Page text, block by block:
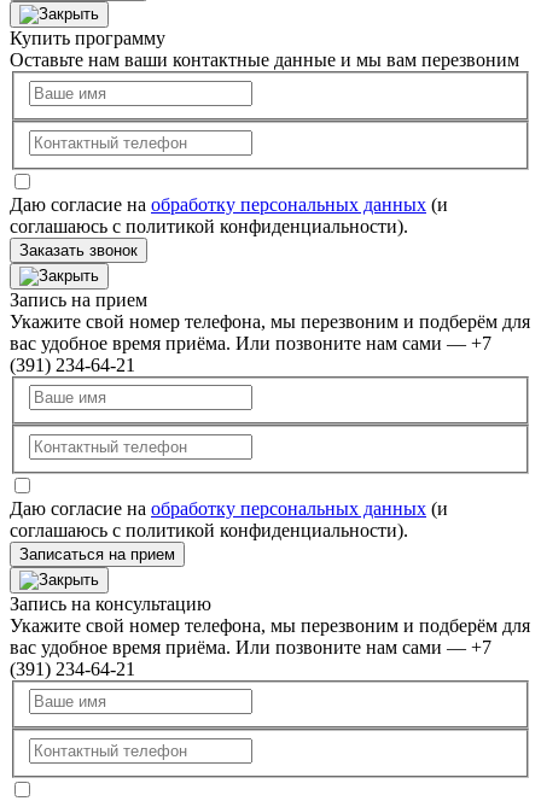
Купить программу
Оставьте нам ваши контактные данные и мы вам перезвоним
Даю согласие на обработку персональных данных (и
соглашаюсь с политикой конфиденциальности).
Заказать звонок
Запись на прием
Укажите свой номер телефона, мы перезвоним и подберём для
вас удобное время приёма. Или позвоните нам сами — +7
(391) 234-64-21
Даю согласие на обработку персональных данных (и
соглашаюсь с политикой конфиденциальности).
Записаться на прием
Запись на консультацию
Укажите свой номер телефона, мы перезвоним и подберём для
вас удобное время приёма. Или позвоните нам сами — +7
(391) 234-64-21